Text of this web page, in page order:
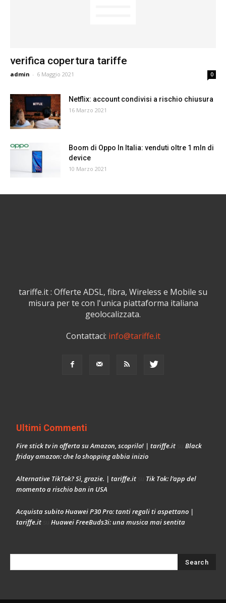
verifica copertura tariffe
admin - 6 Maggio 2021 0
Netflix: account condivisi a rischio chiusura
16 Marzo 2021
Boom di Oppo In Italia: venduti oltre 1 mln di
device
10 Marzo 2021
tariffe.it : Offerte ADSL, fibra, Wireless e Mobile su
misura per te con l'unica piattaforma italiana
geolocalizzata.
Contattaci: info@tariffe.it
Ultimi Commenti
Fire stick tv in offerta su Amazon, scoprilo! | tariffe.it
Black
friday amazon: che lo shopping abbia inizio
Alternative TikTok? Sì, grazie. | tariffe.it
Tik Tok: l’app del
momento a rischio ban in USA
Acquista subito Huawei P30 Pro: tanti regali ti aspettano |
tariffe.it
Huawei FreeBuds3i: una musica mai sentita